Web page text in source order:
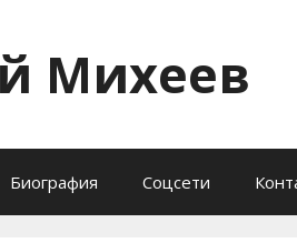
Михеев
Биография Соцсети